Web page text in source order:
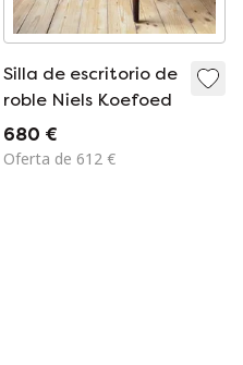
Silla de escritorio de
roble Niels Koefoed
680 €
Oferta de 612 €